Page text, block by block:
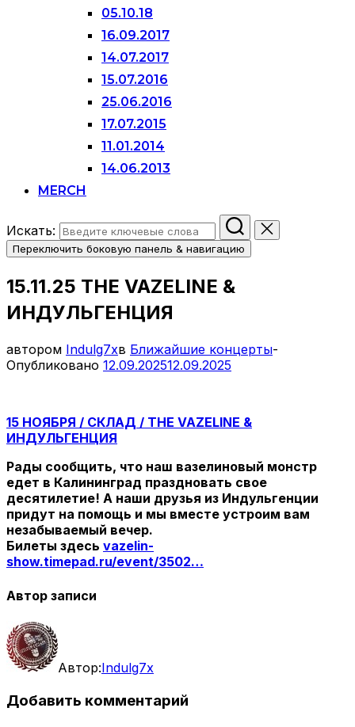
05.10.18
16.09.2017
14.07.2017
15.07.2016
25.06.2016
17.07.2015
11.01.2014
14.06.2013
MERCH
Искать:
Переключить боковую панель & навигацию
15.11.25 THE VAZELINE &
ИНДУЛЬГЕНЦИЯ
автором Indulg7xв Ближайшие концерты-
Опубликовано 12.09.202512.09.2025
15 НОЯБРЯ / СКЛАД / THE VAZELINE &
ИНДУЛЬГЕНЦИЯ
Рады сообщить, что наш вазелиновый монстр
едет в Калининград праздновать свое
десятилетие! А наши друзья из Индульгенции
придут на помощь и мы вместе устроим вам
незабываемый вечер.
Билеты здесь vazelin-
show.timepad.ru/event/3502…
Автор записи
Автор:Indulg7x
Добавить комментарий